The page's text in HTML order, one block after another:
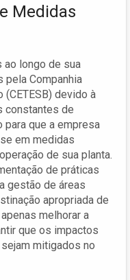
Medidas
ao longo de sua
pela Companhia
devido à
constantes de
para que a empresa
em medidas
de sua planta.
de práticas
gestão de áreas
apropriada de
melhorar a
que os impactos
mitigados no